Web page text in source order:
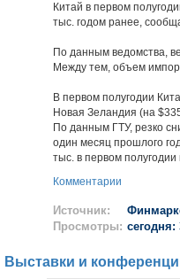
Китай в первом
тыс. годом ранее,
По данным ведомства,
Между тем, объем
В первом полугодии
Новая Зеландия (на
По данным ГТУ, резко
один месяц прошлого
тыс. в первом
Комментарии
Источник:
Просмотры: сегодня:
Выставки и